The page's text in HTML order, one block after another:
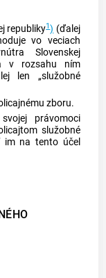
republiky1) (ďalej
vo veciach
Slovenskej
v rozsahu ním
len „služobné
zboru.
právomoci
služobné
im na tento účel